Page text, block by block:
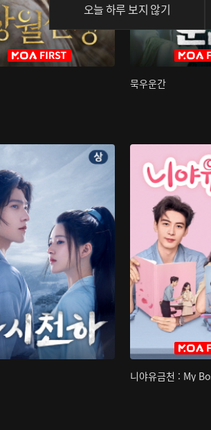
묵우운간
니야유금천 : My
오늘 하루 보지 않기